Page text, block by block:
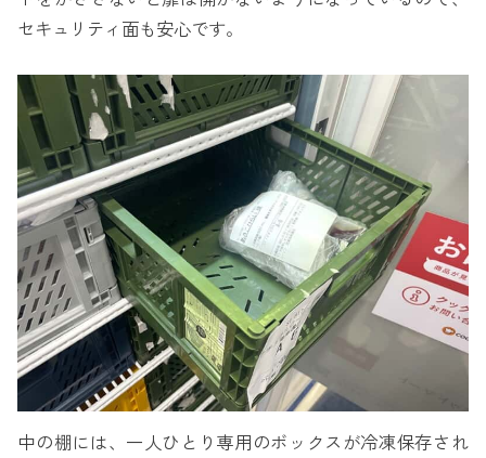
セキュリティ面も安心です。
中の棚には、一人ひとり専用のボックスが冷凍保存され